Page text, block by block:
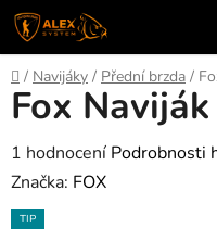
Přejít
na
obsah
Domů
/ Navijáky / Přední brzda /
Fox
Průměrné
hodnocení
produktu
1 hodnocení Podrobnosti
Značka: FOX
TIP